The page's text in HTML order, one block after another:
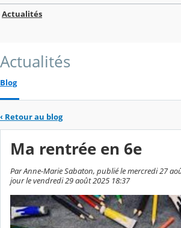
Actualités
Actualités
Blog
‹ Retour au blog
Ma rentrée en 6e
Par Anne-Marie Sabaton, publié le mercredi 27
jour le vendredi 29 août 2025 18:37